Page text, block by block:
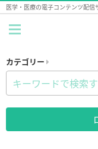
医学・医療の電子コンテンツ配信
カテゴリー